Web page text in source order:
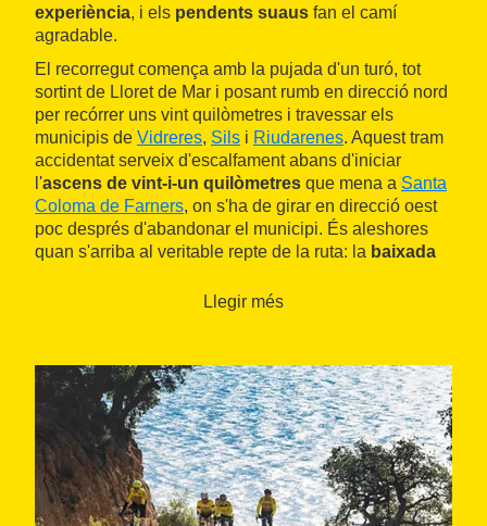
experiència, i els pendents suaus fan el camí
agradable.
El recorregut comença amb la pujada d'un turó, tot
sortint de Lloret de Mar i posant rumb en direcció nord
per recórrer uns vint quilòmetres i travessar els
municipis de Vidreres, Sils i Riudarenes. Aquest tram
accidentat serveix d'escalfament abans d'iniciar
l'ascens de vint-i-un quilòmetres que mena a Santa
Coloma de Farners, on s'ha de girar en direcció oest
poc després d'abandonar el municipi. És aleshores
quan s'arriba al veritable repte de la ruta: la baixada
, i que travessa el municipi d'
nou al municipi de Santa Coloma de Farners per
reprendre el camí de tornada a Lloret de Mar.
Llegir més